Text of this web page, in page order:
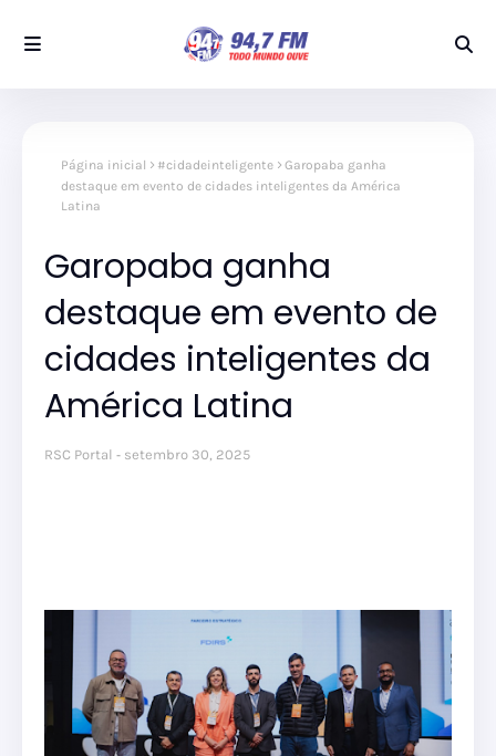
Página inicial #cidadeinteligente
Garopaba ganha
destaque em evento de cidades inteligentes da América
Latina
Garopaba ganha
destaque em evento de
cidades inteligentes da
América Latina
RSC Portal setembro 30, 2025